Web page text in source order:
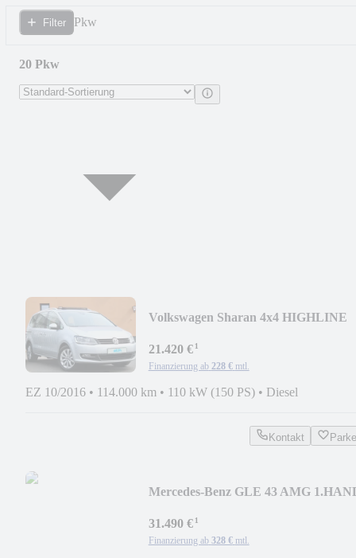
Filter Pkw
20 Pkw
Volkswagen Sharan 4x4 HIGHLINE
21.420 €¹
Finanzierung ab 228 € mtl.
EZ 10/2016 • 114.000 km • 110 kW (150 PS) • Diesel
Kontakt
Mercedes-Benz GLE 43 AMG
31.490 €¹
Finanzierung ab 328 € mtl.